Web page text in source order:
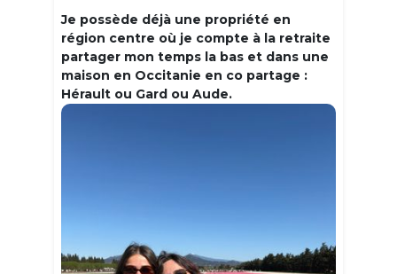
Je possède déjà une propriété en
région centre où je compte à la retraite
partager mon temps la bas et dans une
maison en Occitanie en co partage :
Hérault ou Gard ou Aude.